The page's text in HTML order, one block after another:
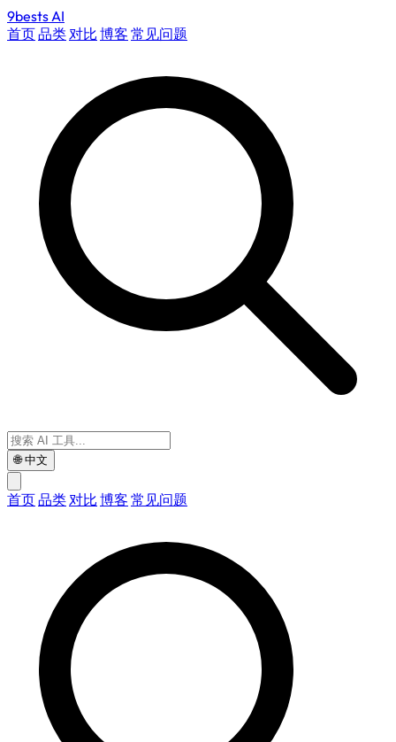
9bestsAI
首页品类对比 博客 常见问题
🌐中文
首页品类对比 博客 常见问题